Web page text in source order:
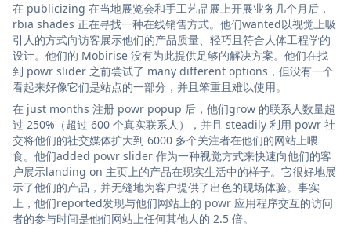
在 publicizing 在当地展览会和手工艺品展上开展业务几个月后，
rbia shades 正在寻找一种在线销售方式。他们wanted以视觉上吸
引人的方式向访客展示他们的产品质量、轻巧且符合人体工程学的
设计。他们的 Mobirise 没有为此提供足够的解决方案。他们在找
到 powr slider 之前尝试了 many different options，但没有一个
看起来好像它们是站点的一部分，并且笨重且难以使用。
在 just months 注册 powr popup 后，他们grow 的联系人数量超
过 250%（超过 600 个真实联系人），并且 steadily 利用 powr 社
交将他们的社交媒体扩大到 6000 多个关注者在他们的网站上喂
食。他们added powr slider 作为一种视觉方式来快速向他们的客
户展示landing on 主页上的产品在现实生活中的样子。它很好地展
示了他们的产品，并无缝地为客户提供了出色的现场体验。事实
上，他们reported发现与他们网站上的 powr 应用程序交互的访问
者的参与时间是他们网站上任何其他人的 2.5 倍。